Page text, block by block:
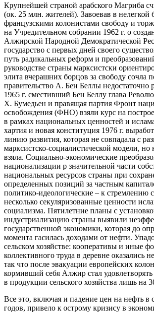
Крупнейшей страной арабского Магриба
(ок. 25 млн. жителей). Завоевав в нелегкой
французскими колонистами свободу и
на Учредительном собрании 1962 г. о
Алжирской Народной Демократической
государство с первых дней своего
путь радикальных реформ и
руководстве страны марксистски
элита вчерашних борцов за свободу сочла
правительство А. Бен Беллы недостаточно
1965 г. сместивший Бен Беллу глава
X. Бумедьен и правящая партия Фронт
освобождения (ФНО) взяли курс на
в рамках национальных ценностей и
хартия и новая конституция 1976 г.
линию развития, которая не совпадала с
марксистско‑социалистической модели, но
взяла. Социально‑экономические
национализации р значительной части
национальных ресурсов страны при
определенных позиций за частным
политико‑идеологические – к стремлению
несколько секуляризованные ценности
социализма. Пятилетние планы с
индустриализацию страны выявили
государственной экономики, которая до
момента гасилась доходами от нефти.
сельском хозяйстве: кооперативы и иные
коллективного труда в деревне оказались
так что после эвакуации европейских
кормивший себя Алжир стал
в продукции сельского хозяйства лишь на
Все это, включая и падение цен на нефть в
годов, привело к острому кризису в